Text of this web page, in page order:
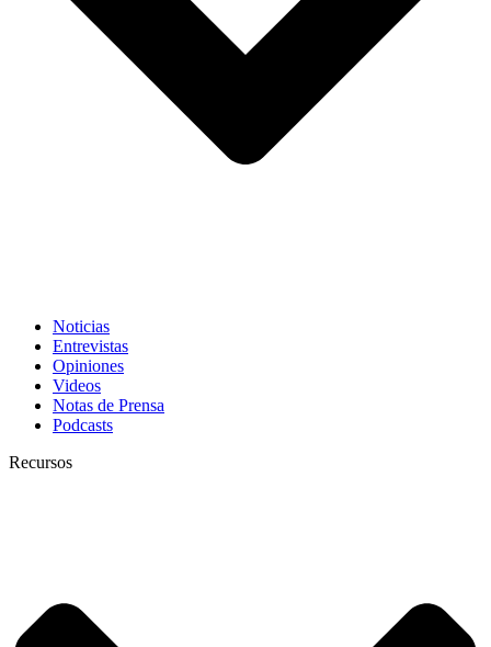
Noticias
Entrevistas
Opiniones
Videos
Notas de Prensa
Podcasts
Recursos